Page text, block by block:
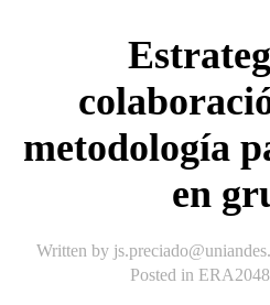
metodología
en
Written by
Posted in